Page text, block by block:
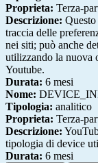
Proprieta: Terza-
Descrizione:
traccia delle
nei siti; può anche
utilizzando la nuova
Youtube.
Durata: 6 mesi
Nome:
Tipologia: analitico
Proprieta: Terza-
Descrizione:
tipologia di device
Durata: 6 mesi